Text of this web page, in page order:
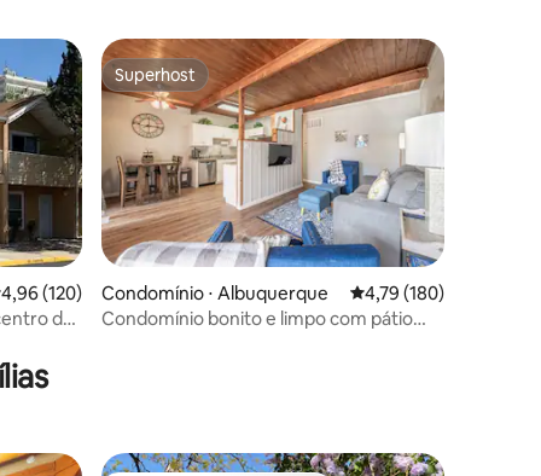
hóspedes
de uma avaliação média de 5, 120 avaliações
4,96 (120)
da
Superhost
Superhost
Condomínio ⋅ Albuquerque 4,79 de uma avaliação
4,79 (180)
Condomínio bonito e limpo com pátio